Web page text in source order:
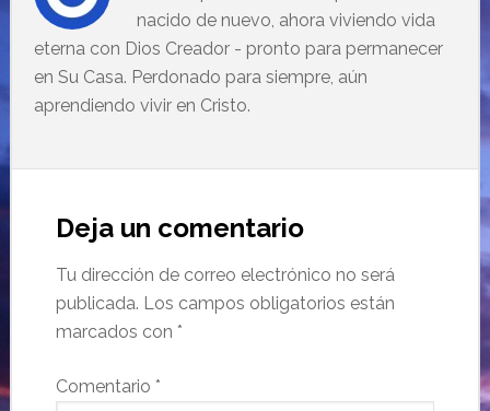
nacido de nuevo, ahora viviendo vida
eterna con Dios Creador - pronto para permanecer
en Su Casa. Perdonado para siempre, aún
aprendiendo vivir en Cristo.
Deja un comentario
Tu dirección de correo electrónico no será
publicada. Los campos obligatorios están
marcados con *
Comentario *